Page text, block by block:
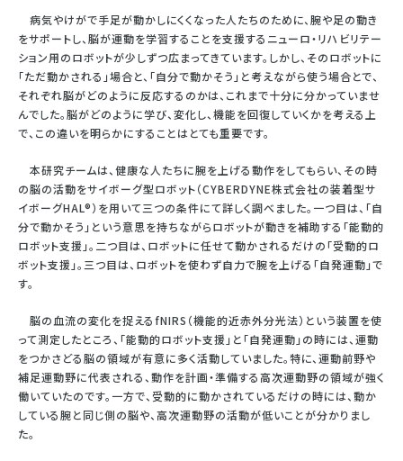
病気やけがで手足が動かしにくくなった人たちのために、腕や足の動き
をサポートし、脳が運動を学習することを支援するニューロ・リハビリテー
ション用のロボットが少しずつ広まってきています。しかし、そのロボットに
「ただ動かされる」場合と、「自分で動かそう」と考えながら使う場合とで、
それぞれ脳がどのように反応するのかは、これまで十分に分かっていませ
んでした。脳がどのように学び、変化し、機能を回復していくかを考える上
で、この違いを明らかにすることはとても重要です。
本研究チームは、健康な人たちに腕を上げる動作をしてもらい、その時
の脳の活動をサイボーグ型ロボット（CYBERDYNE株式会社の装着型サ
イボーグHAL®）を用いて三つの条件にて詳しく調べました。一つ目は、「自
分で動かそう」という意思を持ちながらロボットが動きを補助する「能動的
ロボット支援」。二つ目は、ロボットに任せて動かされるだけの「受動的ロ
ボット支援」。三つ目は、ロボットを使わず自力で腕を上げる「自発運動」で
す。
脳の血流の変化を捉えるfNIRS（機能的近赤外分光法）という装置を使
って測定したところ、「能動的ロボット支援」と「自発運動」の時には、運動
をつかさどる脳の領域が有意に多く活動していました。特に、運動前野や
補足運動野に代表される、動作を計画・準備する高次運動野の領域が強く
働いていたのです。一方で、受動的に動かされているだけの時には、動か
している腕と同じ側の脳や、高次運動野の活動が低いことが分かりまし
た。